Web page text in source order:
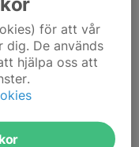
för att vår
De används
hjälpa oss att